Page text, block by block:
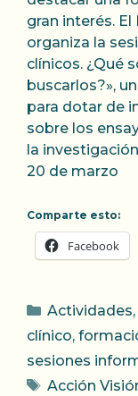
gran interés.
organiza la
clínicos. ¿Qué
buscarlos?»,
para dotar de
sobre los
la
20 de marzo
Comparte esto:
Facebook
Categorías
Actividades,
clínico,
sesiones
Etiquetas
Acción